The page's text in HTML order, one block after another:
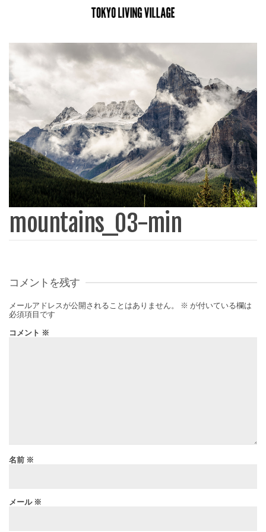
mountains_03-min
コメントを残す
メールアドレスが公開されることはありません。 ※ が付いている欄は
必須項目です
コメント ※
名前 ※
メール ※